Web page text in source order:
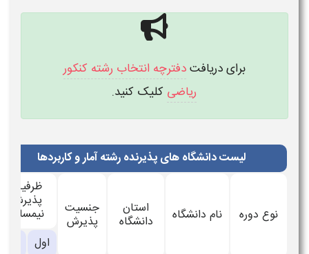
برای دریافتدفترچه انتخاب رشته کنکور
ریاضیکلیک کنید.
لیست دانشگاه های پذیرنده رشته آمار و کاربردها
نوع دوره نام دانشگاه استان
دانشگاه
جنسیت
پذیرش
ظرفیت
پذیرش
نیمسال
اول